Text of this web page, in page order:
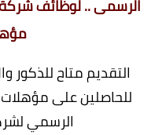
الرسمى .. لوظائف
التقديم متاح للذكور
للحاصلين على
الرسمي